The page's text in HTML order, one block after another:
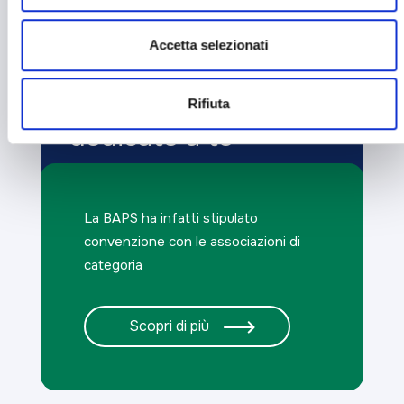
Accetta selezionati
Rifiuta
Sei un imprenditore?
Scopri le carte
dedicate a te
La BAPS ha infatti stipulato
convenzione con le associazioni di
categoria
Scopri di più